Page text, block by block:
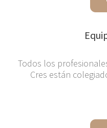
Todos los
Cres están